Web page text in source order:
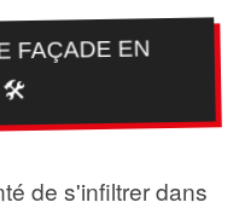
FAÇADE EN
🛠️
de s'infiltrer dans